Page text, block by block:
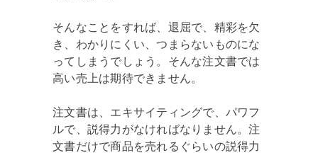
そんなことをすれば、退屈で、精彩を欠
き、わかりにくい、つまらないものにな
ってしまうでしょう。そんな注文書では
高い売上は期待できません。
注文書は、エキサイティングで、パワフ
ルで、説得力がなければなりません。注
文書だけで商品を売れるぐらいの説得力